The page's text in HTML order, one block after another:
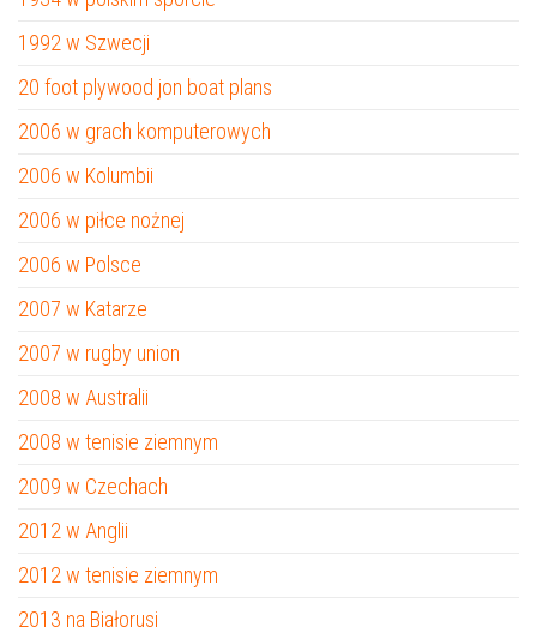
1992 w Szwecji
20 foot plywood jon boat plans
2006 w grach komputerowych
2006 w Kolumbii
2006 w piłce nożnej
2006 w Polsce
2007 w Katarze
2007 w rugby union
2008 w Australii
2008 w tenisie ziemnym
2009 w Czechach
2012 w Anglii
2012 w tenisie ziemnym
2013 na Białorusi